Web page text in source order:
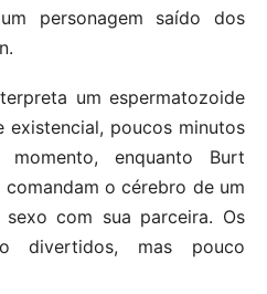
personagem saído dos
um espermatozoide
existencial, poucos minutos
enquanto Burt
comandam o cérebro de um
com sua parceira. Os
divertidos, mas pouco